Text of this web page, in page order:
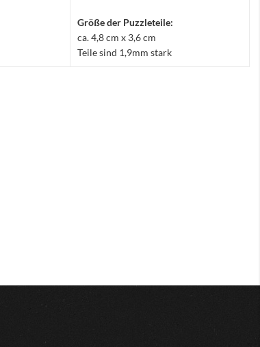
Größe der Puzzleteile:
ca. 4,8 cm x 3,6 cm
Teile sind 1,9mm stark